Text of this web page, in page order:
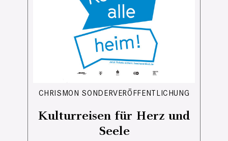
CHRISMON SONDERVERÖFFENTLICHUNG
Kulturreisen für Herz und
Seele